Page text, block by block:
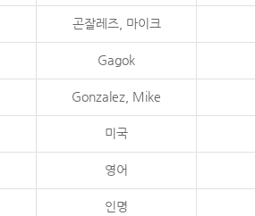
곤잘레즈, 마이크
Gagok
Gonzalez, Mike
미국
영어
인명